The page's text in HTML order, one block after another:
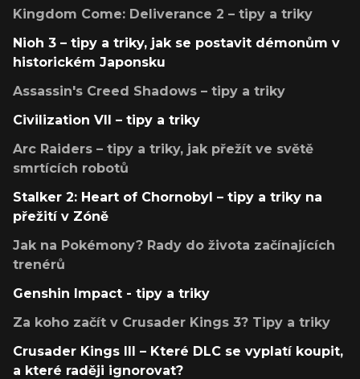
Kingdom Come: Deliverance 2 – tipy a triky
Nioh 3 – tipy a triky, jak se postavit démonům v
historickém Japonsku
Assassin's Creed Shadows – tipy a triky
Civilization VII – tipy a triky
Arc Raiders – tipy a triky, jak přežít ve světě
smrtících robotů
Stalker 2: Heart of Chornobyl – tipy a triky na
přežití v Zóně
Jak na Pokémony? Rady do života začínajících
trenérů
Genshin Impact - tipy a triky
Za koho začít v Crusader Kings 3? Tipy a triky
Crusader Kings III – Které DLC se vyplatí koupit,
a které raději ignorovat?